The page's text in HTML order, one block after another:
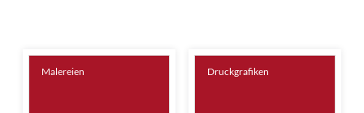
Malereien Druckgrafiken